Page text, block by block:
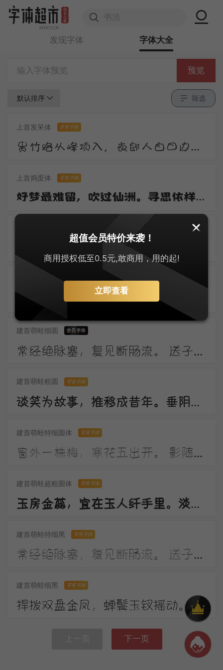
发现字体 字体大全
预览
默认排序 筛选
上首发呆体 零售字体
贵竹路从峰顶入，夜郎人自日边来。莺花夹道惊春老，雉堞连云向晚开。尺素屡题还屡掷，衡阳那有雁飞回。
上首捣蛋体 零售字体
好梦最难留，吹过仙洲。寻思依样到心头。去也无踪寻也惯，一桁红楼。
零售字体
建首萌蛙细圆
建首萌蛙粗圆 零售字体
建首萌蛙特细圆体 零售字体
窗外一株梅，寒花五出开。 影随朝日远，香逐便风来。 泣对铜钩障，愁看玉镜台。 行人断消息，春恨几裴回。
建首萌蛙超粗圆体 零售字体
玉房金蕊，宜在玉人纤手里。淡月朦胧，更有微微弄袖风。温香熟美，醉慢云鬟垂两耳。多谢春工，不是花红是玉红。
建首萌蛙特细黑 零售字体
常经绝脉塞，复见断肠流。 送子成今别，令人起昔愁。 陇云晴半雨，边草夏先秋。 万里长城寄，无贻汉国忧。
建首萌蛙细黑 零售字体
捍拨双盘金凤，蝉鬓玉钗摇动。画堂前，人不语，弦解语。弹到昭君怨处，翠蛾愁，不抬头。
下一页
超值会员特价来袭！
商用授权低至0.5元,敢商用，用的起!
立即查看